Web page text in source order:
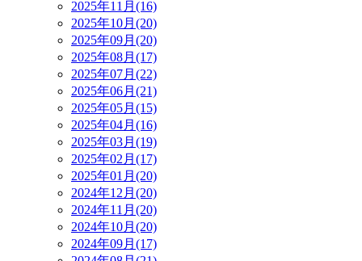
2025年11月(16)
2025年10月(20)
2025年09月(20)
2025年08月(17)
2025年07月(22)
2025年06月(21)
2025年05月(15)
2025年04月(16)
2025年03月(19)
2025年02月(17)
2025年01月(20)
2024年12月(20)
2024年11月(20)
2024年10月(20)
2024年09月(17)